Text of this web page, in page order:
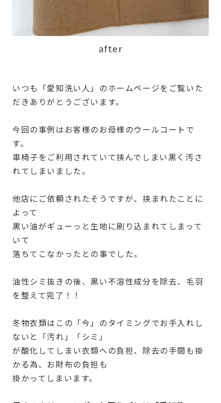
after
いつも「愛知洗い人」のホームページをご覧いた
だきありがとうございます。
今回の事例はお客様のお母様のウールコートで
す。
車椅子をご利用されていて挟んでしまい黒く汚さ
れてしまいました。
他店にご依頼されたそうですが、挟まれたことに
よって
黒い油がギューっと生地に刷り込まれてしまって
いて
落ちてこなかったとの事でした。
油性シミ抜きの後、黒い不溶性成分を除去、毛羽
を整えて完了！！
冬物衣類はこの「今」のタイミングでお手入れし
ないと「汚れ」「シミ」
が酸化してしまい衣類への負担、除去の手間も掛
かる為、お財布の負担も
掛かってしまいます。